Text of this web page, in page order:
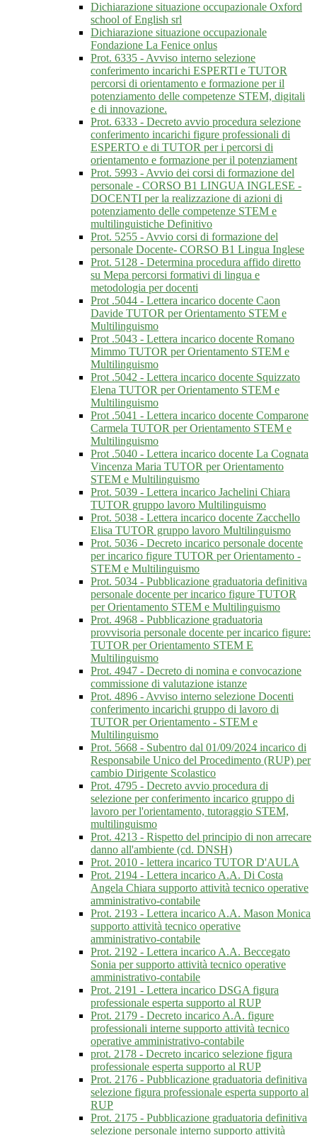
Dichiarazione situazione occupazionale Oxford
school of English srl
Dichiarazione situazione occupazionale
Fondazione La Fenice onlus
Prot. 6335 - Avviso interno selezione
conferimento incarichi ESPERTI e TUTOR
percorsi di orientamento e formazione per il
potenziamento delle competenze STEM, digitali
e di innovazione.
Prot. 6333 - Decreto avvio procedura selezione
conferimento incarichi figure professionali di
ESPERTO e di TUTOR per i percorsi di
orientamento e formazione per il potenziament
Prot. 5993 - Avvio dei corsi di formazione del
personale - CORSO B1 LINGUA INGLESE -
DOCENTI per la realizzazione di azioni di
potenziamento delle competenze STEM e
multilinguistiche Definitivo
Prot. 5255 - Avvio corsi di formazione del
personale Docente- CORSO B1 Lingua Inglese
Prot. 5128 - Determina procedura affido diretto
su Mepa percorsi formativi di lingua e
metodologia per docenti
Prot .5044 - Lettera incarico docente Caon
Davide TUTOR per Orientamento STEM e
Multilinguismo
Prot .5043 - Lettera incarico docente Romano
Mimmo TUTOR per Orientamento STEM e
Multilinguismo
Prot .5042 - Lettera incarico docente Squizzato
Elena TUTOR per Orientamento STEM e
Multilinguismo
Prot .5041 - Lettera incarico docente Comparone
Carmela TUTOR per Orientamento STEM e
Multilinguismo
Prot .5040 - Lettera incarico docente La Cognata
Vincenza Maria TUTOR per Orientamento
STEM e Multilinguismo
Prot. 5039 - Lettera incarico Jachelini Chiara
TUTOR gruppo lavoro Multilinguismo
Prot. 5038 - Lettera incarico docente Zacchello
Elisa TUTOR gruppo lavoro Multilinguismo
Prot. 5036 - Decreto incarico personale docente
per incarico figure TUTOR per Orientamento -
STEM e Multilinguismo
Prot. 5034 - Pubblicazione graduatoria definitiva
personale docente per incarico figure TUTOR
per Orientamento STEM e Multilinguismo
Prot. 4968 - Pubblicazione graduatoria
provvisoria personale docente per incarico figure:
TUTOR per Orientamento STEM E
Multilinguismo
Prot. 4947 - Decreto di nomina e convocazione
commissione di valutazione istanze
Prot. 4896 - Avviso interno selezione Docenti
conferimento incarichi gruppo di lavoro di
TUTOR per Orientamento - STEM e
Multilinguismo
Prot. 5668 - Subentro dal 01/09/2024 incarico di
Responsabile Unico del Procedimento (RUP) per
cambio Dirigente Scolastico
Prot. 4795 - Decreto avvio procedura di
selezione per conferimento incarico gruppo di
lavoro per l'orientamento, tutoraggio STEM,
multilinguismo
Prot. 4213 - Rispetto del principio di non arrecare
danno all'ambiente (cd. DNSH)
Prot. 2010 - lettera incarico TUTOR D'AULA
Prot. 2194 - Lettera incarico A.A. Di Costa
Angela Chiara supporto attività tecnico operative
amministrativo-contabile
Prot. 2193 - Lettera incarico A.A. Mason Monica
supporto attività tecnico operative
amministrativo-contabile
Prot. 2192 - Lettera incarico A.A. Beccegato
Sonia per supporto attività tecnico operative
amministrativo-contabile
Prot. 2191 - Lettera incarico DSGA figura
professionale esperta supporto al RUP
Prot. 2179 - Decreto incarico A.A. figure
professionali interne supporto attività tecnico
operative amministrativo-contabile
prot. 2178 - Decreto incarico selezione figura
professionale esperta supporto al RUP
Prot. 2176 - Pubblicazione graduatoria definitiva
selezione figura professionale esperta supporto al
RUP
Prot. 2175 - Pubblicazione graduatoria definitiva
selezione personale interno supporto attività